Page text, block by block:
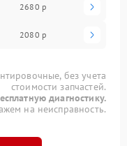
2680 р
2080 р
без учета
стоимости запчастей.
диагностику.
на неисправность.